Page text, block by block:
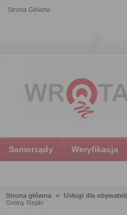
Strona Główna
Samorządy Weryfikacja
Strona główna Usługi dla obywateli
Gminy Repki